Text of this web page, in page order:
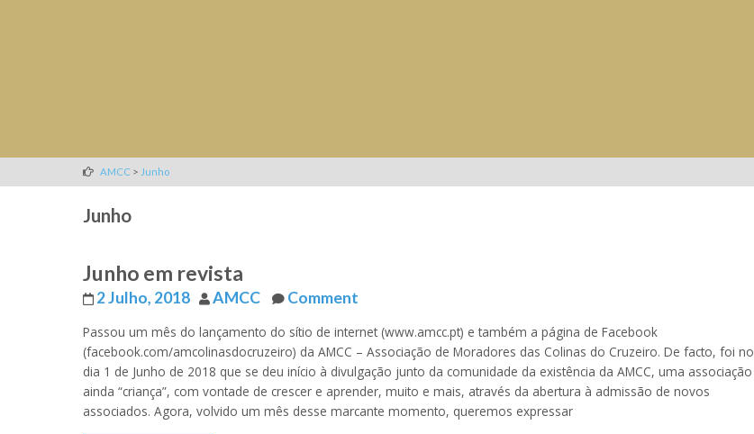
AMCC > Junho
Junho
Junho em revista
2 Julho, 2018 AMCC Comment
Passou um mês do lançamento do sítio de internet (www.amcc.pt) e também a página de Facebook
(facebook.com/amcolinasdocruzeiro) da AMCC – Associação de Moradores das Colinas do Cruzeiro. De facto, foi no
dia 1 de Junho de 2018 que se deu início à divulgação junto da comunidade da existência da AMCC, uma associação
ainda “criança”, com vontade de crescer e aprender, muito e mais, através da abertura à admissão de novos
associados. Agora, volvido um mês desse marcante momento, queremos expressar